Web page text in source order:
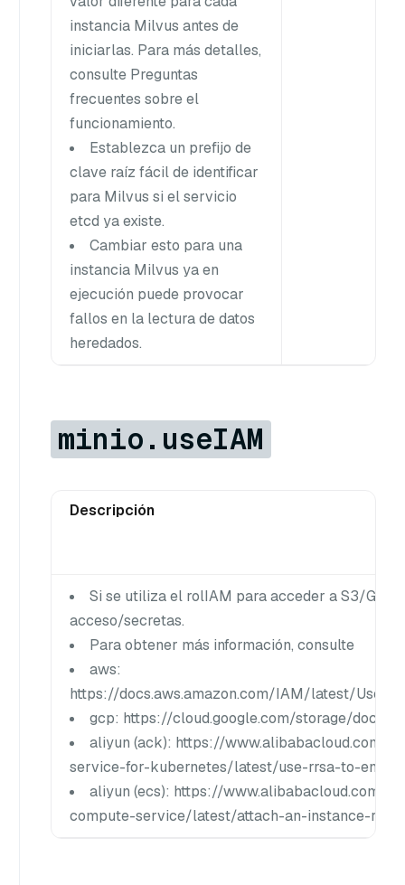
instancia Milvus antes de
iniciarlas. Para más detalles,
consulte Preguntas
frecuentes sobre el
funcionamiento.
Establezca un prefijo de
clave raíz fácil de identificar
para Milvus si el servicio
etcd ya existe.
Cambiar esto para una
instancia Milvus ya en
ejecución puede provocar
fallos en la lectura de datos
heredados.
minio.useIAM
Descripción
Si se utiliza el rolIAM para acceder a S3/GCS
acceso/secretas.
Para obtener más información, consulte
aws:
https://docs.aws.amazon.com/IAM/latest/
gcp: https://cloud.google.com/storage/docs/
aliyun (ack): https://www.alibabacloud.com/
service-for-kubernetes/latest/use-rrsa-to-
aliyun (ecs): https://www.alibabacloud.com/
compute-service/latest/attach-an-instance-